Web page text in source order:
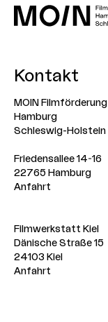
Kontakt
MOIN Filmförderung
Hamburg
Schleswig-Holstein
Friedensallee 14-16
22765 Hamburg
Anfahrt
Filmwerkstatt Kiel
Dänische Straße 15
24103 Kiel
Anfahrt